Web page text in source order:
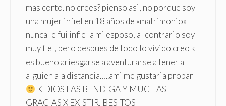
mas corto. no crees? pienso asi, no porque soy
una mujer infiel en 18 años de «matrimonio»
nunca le fui infiel a mi esposo, al contrario soy
muy fiel, pero despues de todo lo vivido creo k
es bueno ariesgarse a aventurarse a tener a
alguien ala distancia…..ami me gustaria probar
K DIOS LAS BENDIGA Y MUCHAS
GRACIAS X EXISTIR, BESITOS